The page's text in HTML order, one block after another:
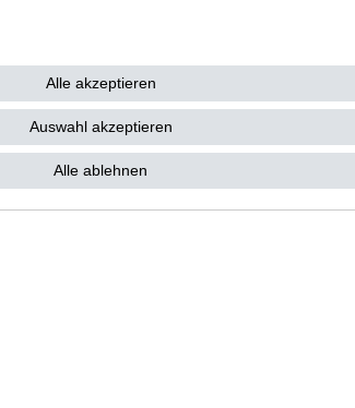
Alle akzeptieren
Auswahl akzeptieren
Alle ablehnen